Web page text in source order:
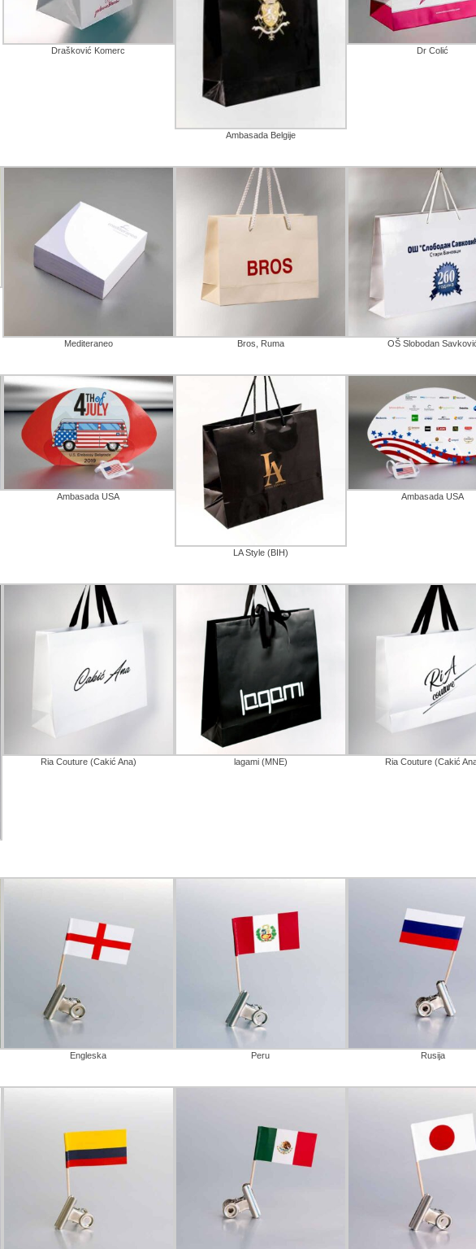
Drašković Komerc
Ambasada Belgije
Dr Colić
Mediteraneo Bros, Ruma OŠ Slobodan
Ambasada USA
LA Style (BIH)
Ambasada USA
Ria Couture (Cakić Ana) lagami (MNE) Ria Couture (Cakić
Engleska Peru Rusija